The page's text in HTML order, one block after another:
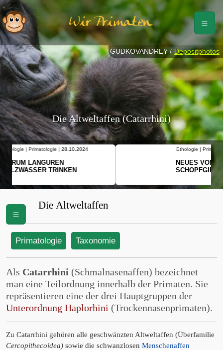
Wir Primaten
Die Altweltaffen (Catarrhini)
Ethologie | Primatologie |
SCHOPFGIBBONS UND IHRER
GUDKOVANDREY / Depositphotos
Die Altweltaffen
Primatologie Taxonomie
Als Catarrhini (Schmalnasenaffen) bezeichnet
man eine Teilordnung innerhalb der Primaten. Sie
repräsentieren eine der drei Hauptgruppen der
Unterordnung Haplorhini (Trockennasenprimaten).
Zu Catarrhini gehören alle geschwänzten Altweltaffen (Überfamilie
Cercopithecoidea) sowie die schwanzlosen Menschenaffen